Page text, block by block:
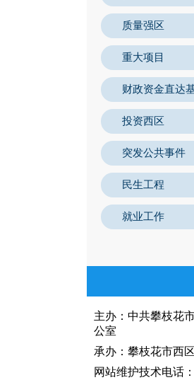
质量强区
重大项目
财政资金直达
投资西区
突发公共事件
民生工程
就业工作
主办：中共攀枝
公室
承办：攀枝花市西
网站维护技术电话